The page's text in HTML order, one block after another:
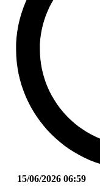
15/06/2026 06:59